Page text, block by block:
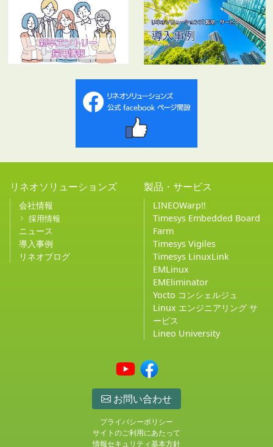
リネオソリューションズ
会社情報
採用情報
ニュース
導入事例
リネオブログ
製品・サービス
LINEOWarp!!
Timesys Embedded Board
Farm
Timesys Vigiles
Timesys LinuxLink
EMLinux
EMEliminator
Yocto コンシェルジュ
Linux エンジニアリング サ
ービス
Lineo University
お問い合わせ
プライバシーポリシー
サイトのご利用にあたって
情報セキュリティ基本方針